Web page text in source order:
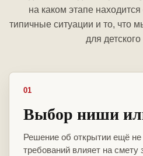
на каком этапе
типичные ситуации и то, что
для
01
Выбор ниши
Решение об открытии ещё
требований влияет на смету